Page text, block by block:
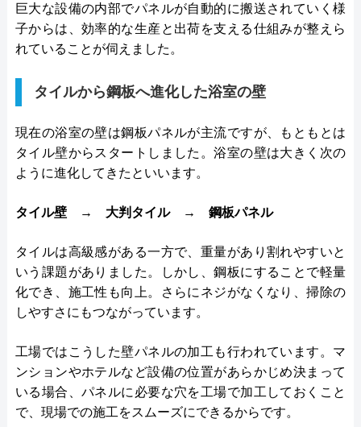
巨大な設備の内部でパネルが自動的に搬送されていく様
子からは、効率的な生産と出荷を支える仕組みが整えら
れていることが伺えました。
タイルから鋼板へ進化した浴室の壁
現在の浴室の壁は鋼板パネルが主流ですが、もともとは
タイル壁からスタートしました。浴室の壁は大きく次の
ように進化してきたといいます。
タイル壁 → 大判タイル → 鋼板パネル
タイルは高級感がある一方で、重量があり割れやすいと
いう課題がありました。しかし、鋼板にすることで軽量
化でき、施工性も向上。さらにネジがなくなり、掃除の
しやすさにもつながっています。
工場ではこうした壁パネルの加工も行われています。マ
ンションやホテルなど設備の位置があらかじめ決まって
いる場合、パネルに必要な穴を工場で加工しておくこと
で、現場での施工をスムーズにできるからです。